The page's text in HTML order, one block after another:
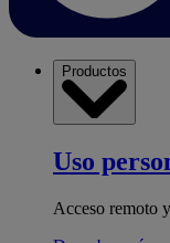
Productos
Uso
Acceso remoto